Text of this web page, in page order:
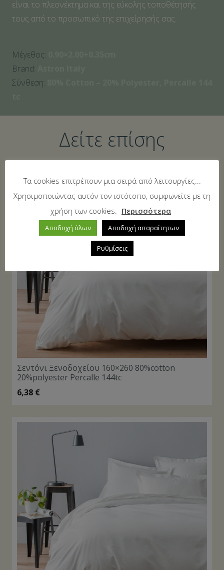
είναι το πλεονέκτημα και της εύκολης τοποθέτησής
τους από το προσωπικό της επιχείρησής σας.
Μέγεθος:
Brand:
Σύνθεση:
Δείτε επίσης
Σεντόνι Ξενοδοχείου 160×260 80%cotton
20%polyester Percalle 144tc
6,38 €
Τα cookies επιτρέπουν μια σειρά από λειτουργίες...
Χρησιμοποιώντας αυτόν τον ιστότοπο, συμφωνείτε με τη
χρήση των cookies.
Περισσότερα
Αποδοχή όλων Αποδοχή απαραίτητων
Ρυθμίσεις